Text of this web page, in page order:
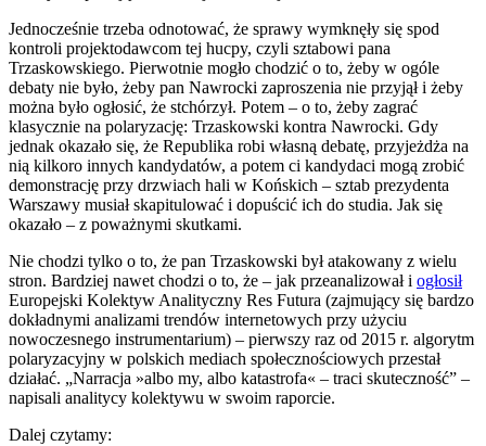
Jednocześnie trzeba odnotować, że sprawy wymknęły się spod
kontroli projektodawcom tej hucpy, czyli sztabowi pana
Trzaskowskiego. Pierwotnie mogło chodzić o to, żeby w ogóle
debaty nie było, żeby pan Nawrocki zaproszenia nie przyjął i żeby
można było ogłosić, że stchórzył. Potem – o to, żeby zagrać
klasycznie na polaryzację: Trzaskowski kontra Nawrocki. Gdy
jednak okazało się, że Republika robi własną debatę, przyjeżdża na
nią kilkoro innych kandydatów, a potem ci kandydaci mogą zrobić
demonstrację przy drzwiach hali w Końskich – sztab prezydenta
Warszawy musiał skapitulować i dopuścić ich do studia. Jak się
okazało – z poważnymi skutkami.
Nie chodzi tylko o to, że pan Trzaskowski był atakowany z wielu
stron. Bardziej nawet chodzi o to, że – jak przeanalizował i ogłosił
Europejski Kolektyw Analityczny Res Futura (zajmujący się bardzo
dokładnymi analizami trendów internetowych przy użyciu
nowoczesnego instrumentarium) – pierwszy raz od 2015 r. algorytm
polaryzacyjny w polskich mediach społecznościowych przestał
działać. „Narracja »albo my, albo katastrofa« – traci skuteczność” –
napisali analitycy kolektywu w swoim raporcie.
Dalej czytamy: